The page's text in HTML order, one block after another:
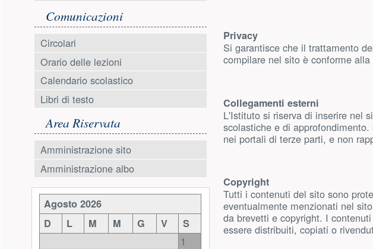
Comunicazioni
Circolari
Orario delle lezioni
Calendario scolastico
Libri di testo
Area Riservata
Amministrazione sito
Amministrazione albo
Risorse aggiuntive (colonna di sinistra)
Agosto 2026
D
L M M G V S
1
Privacy
Si garantisce che il trattamento
compilare nel sito è conforme
Collegamenti esterni
L'Istituto si riserva di inserire nel
scolastiche e di
nei portali di terze parti, e non
Copyright
Tutti i contenuti del sito sono
eventualmente menzionati nel
da brevetti e copyright. I
essere distribuiti, copiati o